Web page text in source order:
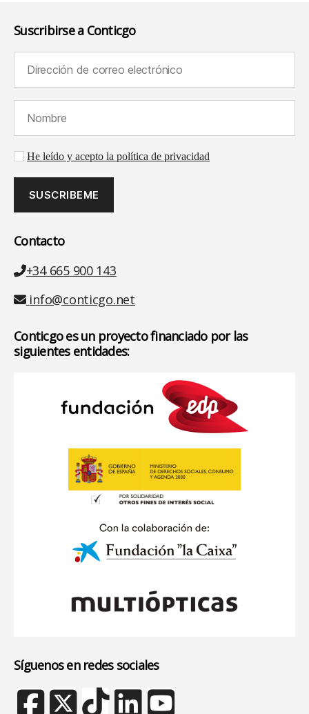
Suscribirse a Conticgo
Aceptación de la política de privacidad
He leído y acepto la política de privacidad
Contacto
Teléfono
+34 665 900 143
Email
info@conticgo.net
Conticgo es un proyecto financiado por las
siguientes entidades:
Síguenos en redes sociales